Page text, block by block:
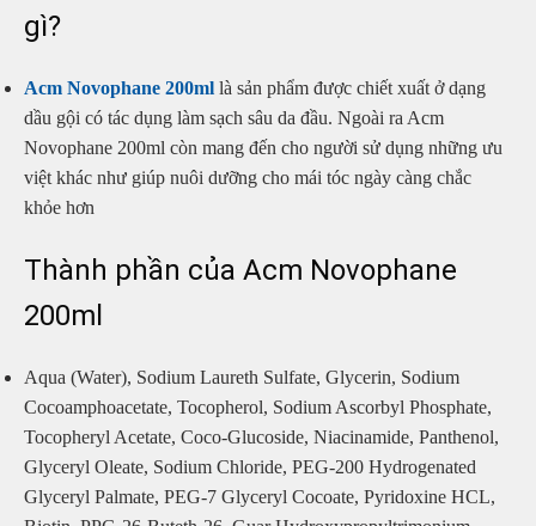
gì?
Acm Novophane 200ml là sản phẩm được chiết xuất ở dạng
dầu gội có tác dụng làm sạch sâu da đầu. Ngoài ra Acm
Novophane 200ml còn mang đến cho người sử dụng những ưu
việt khác như giúp nuôi dưỡng cho mái tóc ngày càng chắc
khỏe hơn
Thành phần của Acm Novophane
200ml
Aqua (Water), Sodium Laureth Sulfate, Glycerin, Sodium
Cocoamphoacetate, Tocopherol, Sodium Ascorbyl Phosphate,
Tocopheryl Acetate, Coco-Glucoside, Niacinamide, Panthenol,
Glyceryl Oleate, Sodium Chloride, PEG-200 Hydrogenated
Glyceryl Palmate, PEG-7 Glyceryl Cocoate, Pyridoxine HCL,